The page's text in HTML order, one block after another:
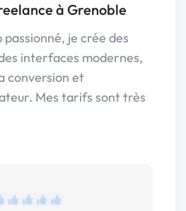
à Grenoble
je crée des
interfaces modernes,
conversion et
Mes tarifs sont très